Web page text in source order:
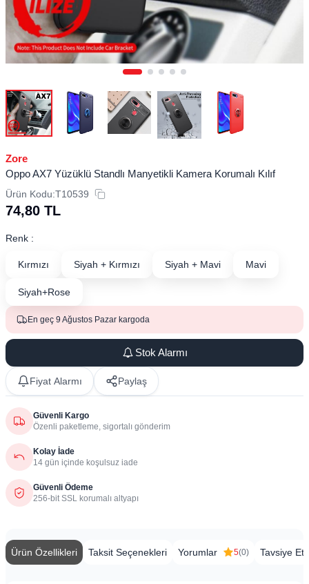
Zore
Oppo AX7 Yüzüklü Standlı Manyetikli Kamera Korumalı Kılıf
Ürün Kodu:T10539
74,80 TL
Renk :
Kırmızı Siyah + Kırmızı Siyah + Mavi Mavi
Siyah+Rose
En geç 9 Ağustos Pazar kargoda
Stok Alarmı
Fiyat Alarmı Paylaş
Güvenli Kargo
Özenli paketleme, sigortalı gönderim
Kolay İade
14 gün içinde koşulsuz iade
Güvenli Ödeme
256-bit SSL korumalı altyapı
Ürün Özellikleri Taksit Seçenekleri Yorumlar 5(0) Tavsiye Et